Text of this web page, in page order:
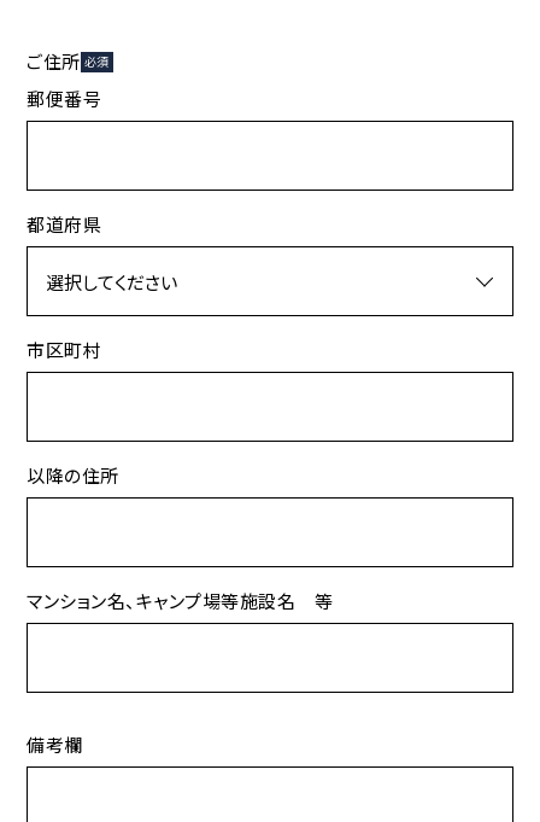
ご住所 必須
郵便番号
都道府県
市区町村
以降の住所
マンション名、キャンプ場等施設名 等
備考欄